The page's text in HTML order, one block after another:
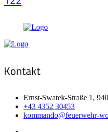
Kontakt
Ernst-Swatek-Straße 1,
+43 4352 30453
kommando@feuerwehr-